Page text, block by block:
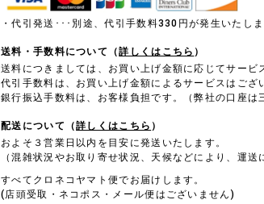
・代引発送･･･別途、代引手数料330円が発生いたし
送料・手数料について（詳しくはこちら ）
送料につきましては、お買い上げ金額に応じてサービ
代引手数料は、お買い上げ金額によるサービスはござ
銀行振込手数料は、お客様負担です。（弊社の口座は
配送について（詳しくはこちら ）
およそ３営業日以内を目安に発送いたします。
（混雑状況やお取り寄せ状況、天候などにより、運送
すべてクロネコヤマト便でお届けします。
(店頭受取・ネコポス・メール便はございません)